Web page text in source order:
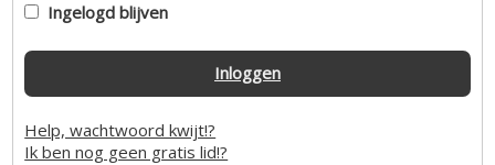
Ingelogd blijven
Inloggen
Help, wachtwoord kwijt!?
Ik ben nog geen gratis lid!?